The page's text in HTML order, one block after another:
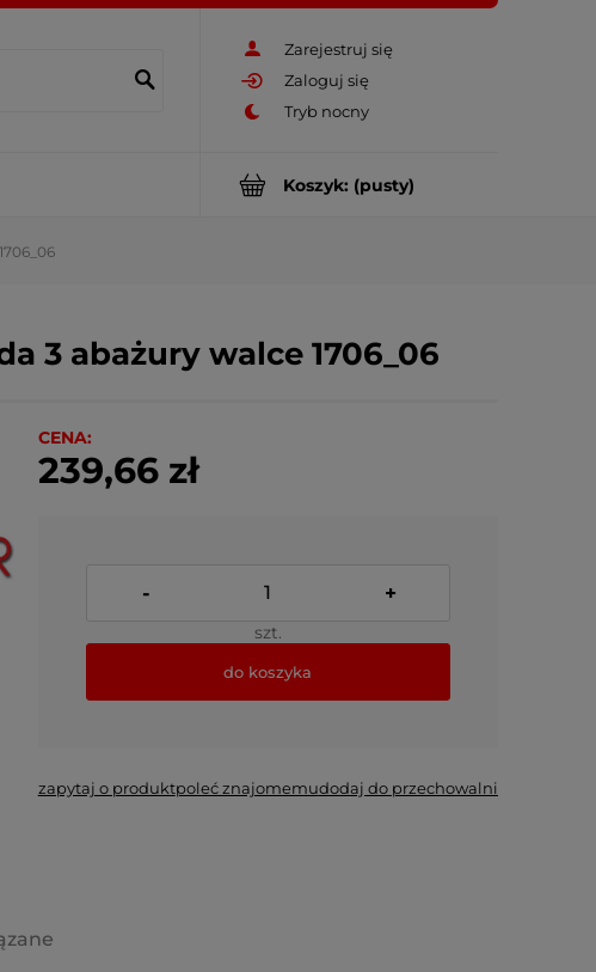
Zarejestruj się
Zaloguj się
Koszyk: (pusty)
3 abażury walce 1706_06
CENA:
239,66 zł
- +
szt.
do koszyka
zapytaj o produktpoleć znajomemudodaj do przechowalni